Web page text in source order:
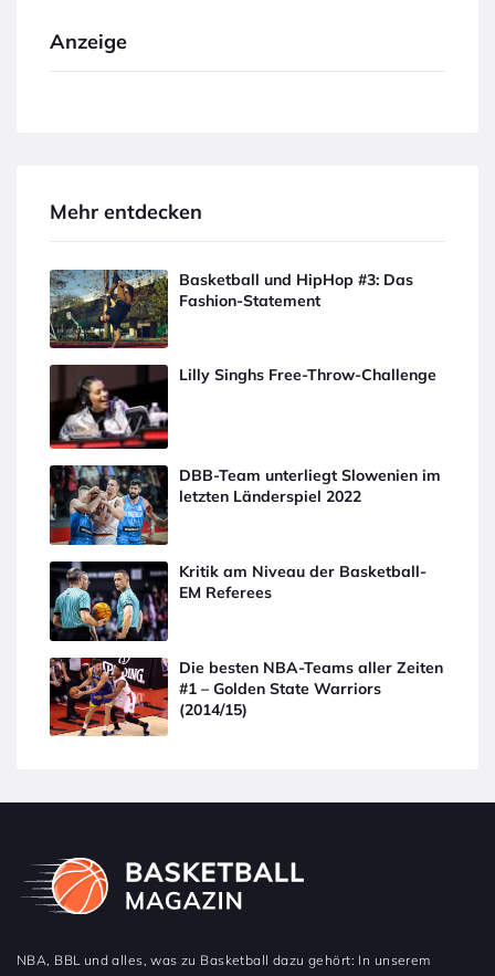
Anzeige
Mehr entdecken
Basketball und HipHop #3: Das
Fashion-Statement
Lilly Singhs Free-Throw-Challenge
DBB-Team unterliegt Slowenien im
letzten Länderspiel 2022
Kritik am Niveau der Basketball-
EM Referees
Die besten NBA-Teams aller Zeiten
#1 – Golden State Warriors
(2014/15)
NBA, BBL und alles, was zu Basketball dazu gehört: In unserem